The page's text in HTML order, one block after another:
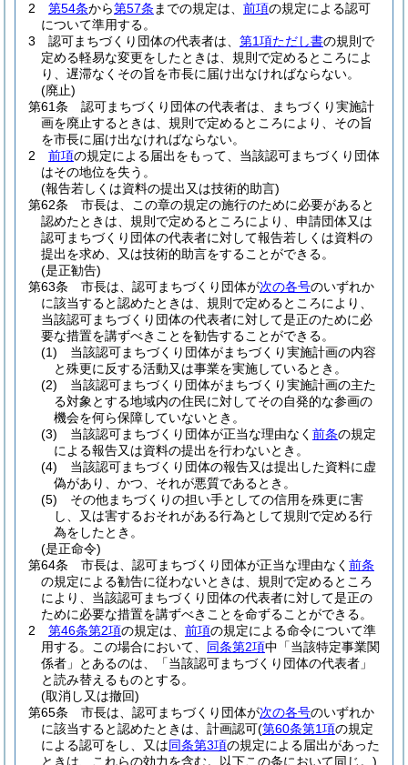
2
第54条から第57条 までの規定は、 前項の規定による認可
について準用する。
3
認可まちづくり団体の代表者は、 第1項ただし書の規則で
定める軽易な変更をしたときは、規則で定めるところによ
り、遅滞なくその旨を市長に届け出なければならない。
(廃止)
第61条
認可まちづくり団体の代表者は、まちづくり実施計
画を廃止するときは、規則で定めるところにより、その旨
を市長に届け出なければならない。
2
前項の規定による届出をもって、当該認可まちづくり団体
はその地位を失う。
(報告若しくは資料の提出又は技術的助言)
第62条
市長は、この章の規定の施行のために必要があると
認めたときは、規則で定めるところにより、申請団体又は
認可まちづくり団体の代表者に対して報告若しくは資料の
提出を求め、又は技術的助言をすることができる。
(是正勧告)
第63条
市長は、認可まちづくり団体が次の各号のいずれか
に該当すると認めたときは、規則で定めるところにより、
当該認可まちづくり団体の代表者に対して是正のために必
要な措置を講ずべきことを勧告することができる。
(1)
当該認可まちづくり団体がまちづくり実施計画の内容
と殊更に反する活動又は事業を実施しているとき。
(2)
当該認可まちづくり団体がまちづくり実施計画の主た
る対象とする地域内の住民に対してその自発的な参画の
機会を何ら保障していないとき。
(3)
当該認可まちづくり団体が正当な理由なく 前条の規定
による報告又は資料の提出を行わないとき。
(4)
当該認可まちづくり団体の報告又は提出した資料に虚
偽があり、かつ、それが悪質であるとき。
(5)
その他まちづくりの担い手としての信用を殊更に害
し、又は害するおそれがある行為として規則で定める行
為をしたとき。
(是正命令)
第64条
市長は、認可まちづくり団体が正当な理由なく 前条
の規定による勧告に従わないときは、規則で定めるところ
により、当該認可まちづくり団体の代表者に対して是正の
ために必要な措置を講ずべきことを命ずることができる。
2
第46条第2項の規定は、 前項の規定による命令について準
用する。
この場合において、 同条第2項中「当該特定事業関
係者」とあるのは、「当該認可まちづくり団体の代表者」
と読み替えるものとする。
(取消し又は撤回)
第65条
市長は、認可まちづくり団体が次の各号のいずれか
に該当すると認めたときは、計画認可(第60条第1項の規定
による認可をし、又は同条第3項の規定による届出があった
ときは、これらの効力を含む。以下この条において同じ。)